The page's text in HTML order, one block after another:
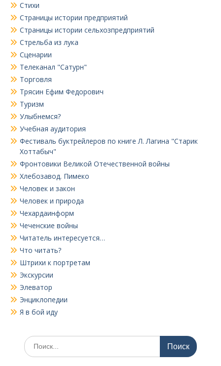
Стихи
Страницы истории предприятий
Страницы истории сельхозпредприятий
Стрельба из лука
Сценарии
Телеканал "Сатурн"
Торговля
Трясин Ефим Федорович
Туризм
Улыбнемся?
Учебная аудитория
Фестиваль буктрейлеров по книге Л. Лагина "Старик
Хоттабыч"
Фронтовики Великой Отечественной войны
Хлебозавод. Пимеко
Человек и закон
Человек и природа
Чехардаинформ
Чеченские войны
Читатель интересуется…
Что читать?
Штрихи к портретам
Экскурсии
Элеватор
Энциклопедии
Я в бой иду
Поиск
по: